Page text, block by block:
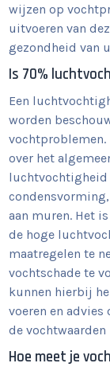
wijzen op
uitvoeren van
gezondheid van
Is 70%
Een
worden
over het
aan muren. Het
de hoge
maatregelen te
vochtschade te
kunnen hierbij
voeren en advies
de
Hoe meet je